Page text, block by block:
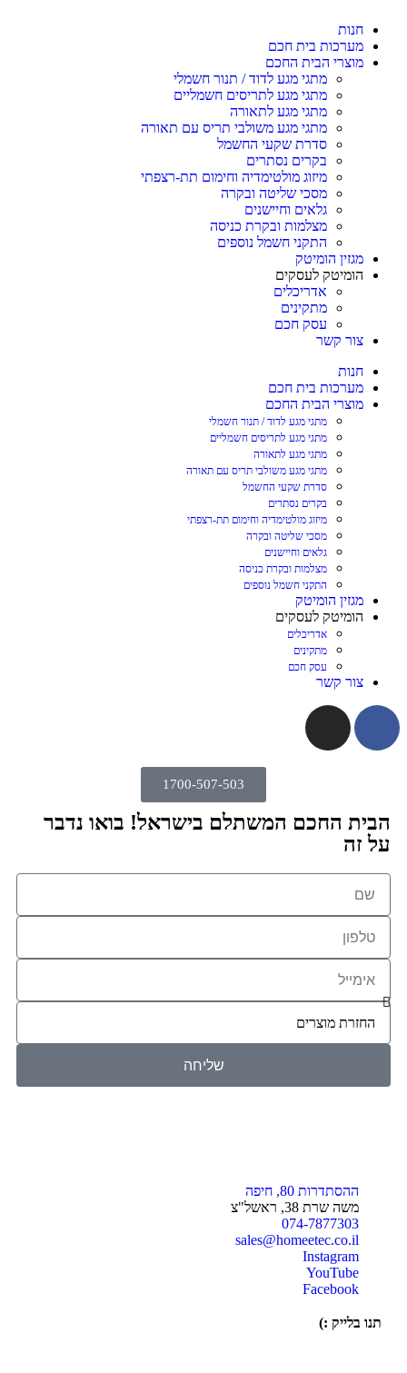
חנות
מערכות בית חכם
מוצרי הבית החכם
מתגי מגע לדוד / תנור חשמלי
מתגי מגע לתריסים חשמליים
מתגי מגע לתאורה
מתגי מגע משולבי תריס עם תאורה
סדרת שקעי החשמל
בקרים נסתרים
מיזוג מולטימדיה וחימום תת-רצפתי
מסכי שליטה ובקרה
גלאים וחיישנים
מצלמות ובקרת כניסה
התקני חשמל נוספים
מגזין הומיטק
הומיטק לעסקים
אדריכלים
מתקינים
עסק חכם
צור קשר
חנות
מערכות בית חכם
מוצרי הבית החכם
מתגי מגע לדוד / תנור חשמלי
מתגי מגע לתריסים חשמליים
מתגי מגע לתאורה
מתגי מגע משולבי תריס עם תאורה
סדרת שקעי החשמל
בקרים נסתרים
מיזוג מולטימדיה וחימום תת-רצפתי
מסכי שליטה ובקרה
גלאים וחיישנים
מצלמות ובקרת כניסה
התקני חשמל נוספים
מגזין הומיטק
הומיטק לעסקים
אדריכלים
מתקינים
עסק חכם
צור קשר
1700-507-503
הבית החכם המשתלם בישראל! בואו נדבר
על זה
שליחה
ההסתדרות 80, חיפה
משה שרת 38, ראשל"צ
074-7877303
sales@homeetec.co.il
Instagram
YouTube
Facebook
תנו בלייק :)